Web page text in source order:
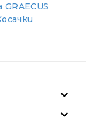
Новият Traktorite.com е вече онлайн